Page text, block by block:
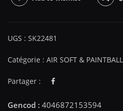
UGS : SK22481
Catégorie : AIR SOFT & PAINTBALL
Partager :